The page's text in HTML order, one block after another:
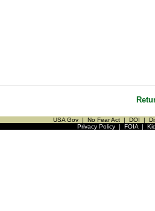
USA Gov | No Fear Act | DOI |
Privacy Policy| FOIA|